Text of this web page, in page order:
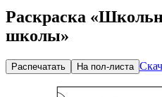
Раскраска
школы»
Распечатать На пол-листа